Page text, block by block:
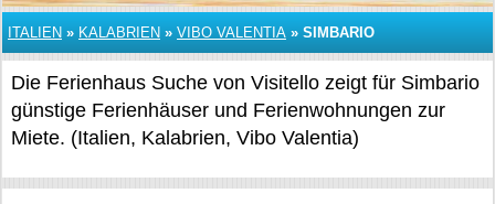
ITALIEN » KALABRIEN » VIBO VALENTIA » SIMBARIO
Die Ferienhaus Suche von Visitello zeigt für Simbario
günstige Ferienhäuser und Ferienwohnungen zur
Miete. (Italien, Kalabrien, Vibo Valentia)